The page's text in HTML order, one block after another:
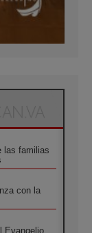
las familias
con la
Evangelio